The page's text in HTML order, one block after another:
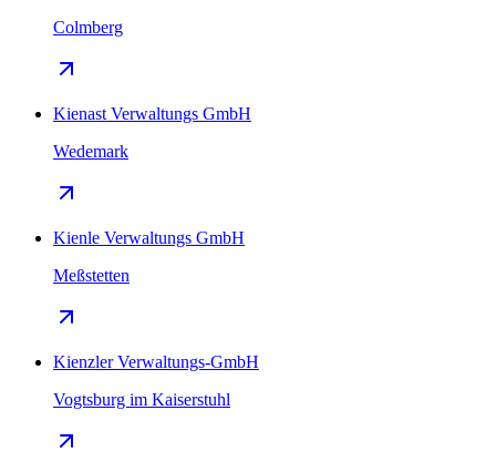
Colmberg
Kienast Verwaltungs GmbH
Wedemark
Kienle Verwaltungs GmbH
Meßstetten
Kienzler Verwaltungs-GmbH
Vogtsburg im Kaiserstuhl